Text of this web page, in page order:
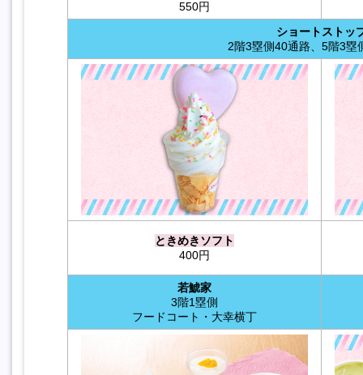
550円
ショートストッ
2階3塁側40通路、5階3塁
ときめきソフト
400円
若鯱家
3階1塁側
フードコート・大幸横丁